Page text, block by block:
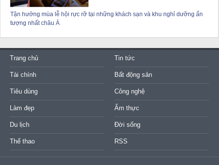
Tận hưởng mùa lễ hội rực rỡ tại những khách sạn và khu nghỉ dưỡng ấn
tượng nhất châu Á
Trang chủ Tin tức
Tài chính Bất động sản
Tiêu dùng Công nghệ
Làm đẹp Ẩm thực
Du lịch Đời sống
Thể thao RSS